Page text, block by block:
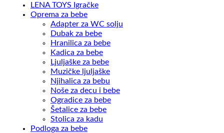
LENA TOYS Igračke
Oprema za bebe
Adapter za WC solju
Dubak za bebe
Hranilica za bebe
Kadica za bebe
Ljuljaške za bebe
Muzičke ljuljaške
Njihalica za bebu
Noše za decu i bebe
Ogradice za bebe
Šetalice za bebe
Stolica za kadu
Podloga za bebe